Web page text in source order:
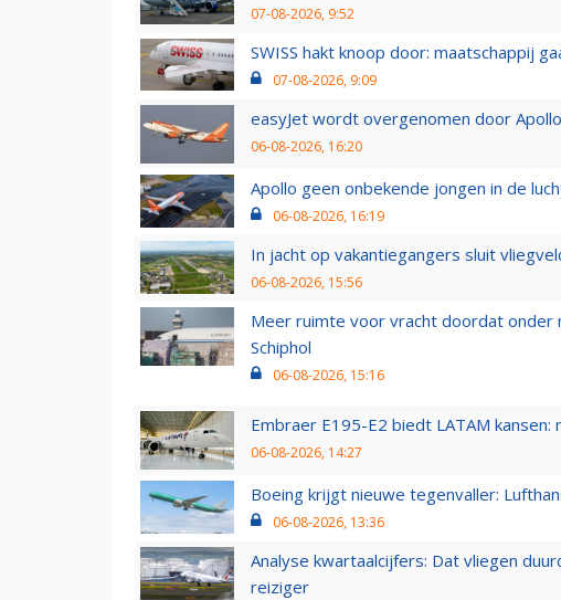
07-08-2026, 9:52
SWISS hakt knoop door: maatschappij
07-08-2026, 9:09
easyJet wordt overgenomen door
06-08-2026, 16:20
Apollo geen onbekende jongen in de
06-08-2026, 16:19
In jacht op vakantiegangers sluit
06-08-2026, 15:56
Meer ruimte voor vracht doordat onder
Schiphol
06-08-2026, 15:16
Embraer E195-E2 biedt LATAM
06-08-2026, 14:27
Boeing krijgt nieuwe tegenvaller:
06-08-2026, 13:36
Analyse kwartaalcijfers: Dat vliegen
reiziger